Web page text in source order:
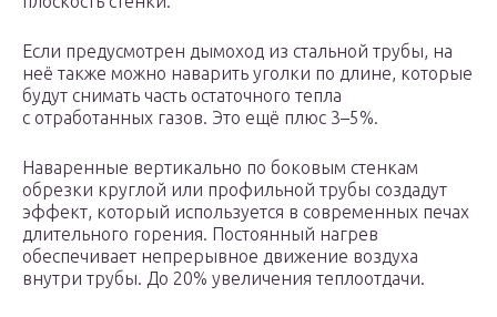
Если предусмотрен дымоход из стальной трубы, на
неё также можно наварить уголки по длине, которые
будут снимать часть остаточного тепла
с отработанных газов. Это ещё плюс 3–5%.
Наваренные вертикально по боковым стенкам
обрезки круглой или профильной трубы создадут
эффект, который используется в современных печах
длительного горения. Постоянный нагрев
обеспечивает непрерывное движение воздуха
внутри трубы. До 20% увеличения теплоотдачи.